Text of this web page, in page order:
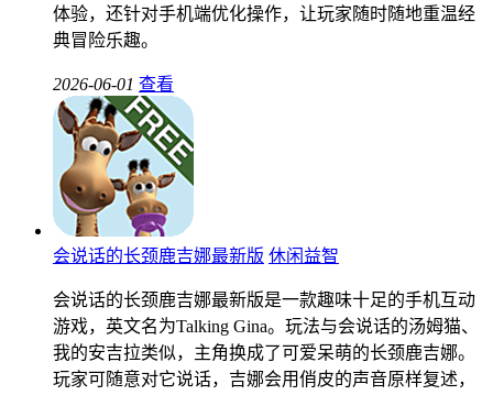
体验，还针对手机端优化操作，让玩家随时随地重温经
典冒险乐趣。
2026-06-01 查看
会说话的长颈鹿吉娜最新版 休闲益智
会说话的长颈鹿吉娜最新版是一款趣味十足的手机互动
游戏，英文名为Talking Gina。玩法与会说话的汤姆猫、
我的安吉拉类似，主角换成了可爱呆萌的长颈鹿吉娜。
玩家可随意对它说话，吉娜会用俏皮的声音原样复述，